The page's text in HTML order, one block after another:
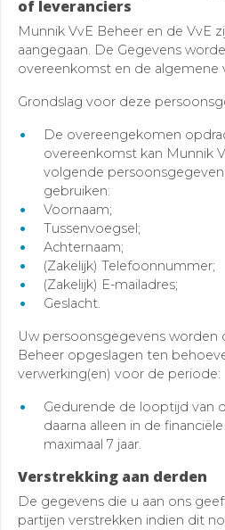
of leveranciers
Munnik VvE Beheer en de VvE
aangegaan. De Gegevens
overeenkomst en de algemene
Grondslag voor deze
De overeengekomen
overeenkomst kan Munnik
volgende
gebruiken:
Voornaam;
Tussenvoegsel;
Achternaam;
(Zakelijk) Telefoonnummer;
(Zakelijk) E-mailadres;
Geslacht.
Uw persoonsgegevens worden
Beheer opgeslagen ten
verwerking(en) voor de periode:
Gedurende de looptijd van
daarna alleen in de
maximaal 7 jaar.
Verstrekking aan derden
De gegevens die u aan ons
partijen verstrekken indien dit